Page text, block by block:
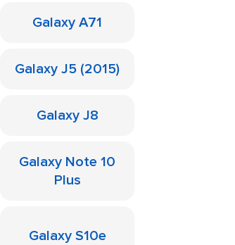
Galaxy A71
Galaxy J5 (2015)
Galaxy J8
Galaxy Note 10
Plus
Galaxy S10e